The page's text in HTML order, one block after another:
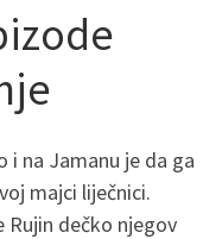
i na Jamanu je da ga
majci liječnici.
Rujin dečko njegov